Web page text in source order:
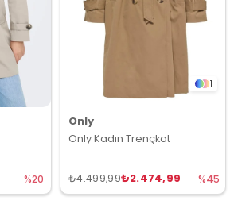
%20
1
Only
Only Kadın Trençkot
₺2.474,99
₺4.499,99 %45